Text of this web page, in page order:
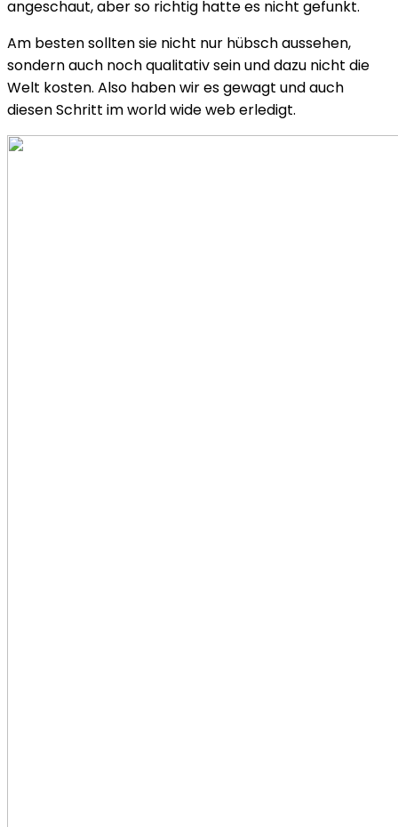
angeschaut, aber so richtig hatte es nicht gefunkt.
Am besten sollten sie nicht nur hübsch aussehen,
sondern auch noch qualitativ sein und dazu nicht die
Welt kosten. Also haben wir es gewagt und auch
diesen Schritt im world wide web erledigt.